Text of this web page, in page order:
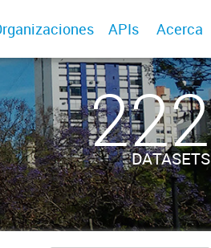
APIs Acerca
222
DATASETS